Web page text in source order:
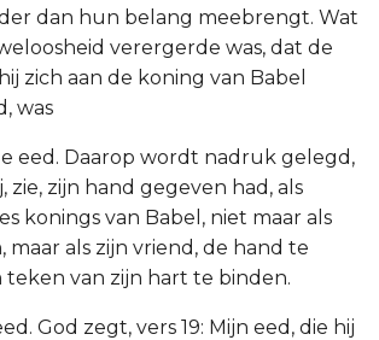
dan hun belang meebrengt. Wat
verergerde was, dat de
zich aan de koning van Babel
was
eed. Daarop wordt nadruk gelegd,
zie, zijn hand gegeven had, als
konings van Babel, niet maar als
maar als zijn vriend, de hand te
teken van zijn hart te binden.
God zegt, vers 19: Mijn eed, die hij